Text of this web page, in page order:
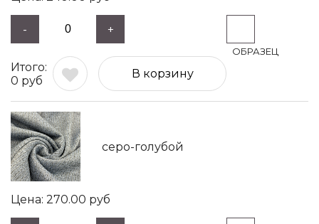
- +
0 руб
В корзину
серо-голубой
270.00 руб